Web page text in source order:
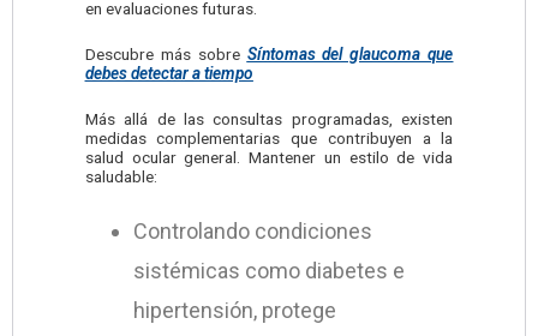
en evaluaciones futuras.
Descubre más sobre Síntomas del glaucoma que
debes detectar a tiempo
Más allá de las consultas programadas, existen
medidas complementarias que contribuyen a la
salud ocular general. Mantener un estilo de vida
saludable:
Controlando condiciones
sistémicas como diabetes e
hipertensión, protege